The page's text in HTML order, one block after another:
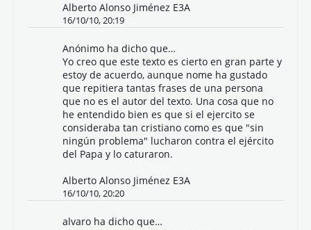
Alberto Alonso Jiménez E3A
16/10/10, 20:19
Anónimo ha dicho que…
Yo creo que este texto es cierto en gran parte y
estoy de acuerdo, aunque nome ha gustado
que repitiera tantas frases de una persona
que no es el autor del texto. Una cosa que no
he entendido bien es que si el ejercito se
consideraba tan cristiano como es que "sin
ningún problema" lucharon contra el ejército
del Papa y lo caturaron.
Alberto Alonso Jiménez E3A
16/10/10, 20:20
alvaro ha dicho que…